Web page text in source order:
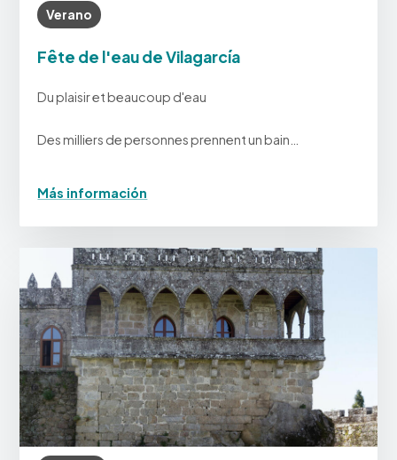
Verano
Fête de l'eau de Vilagarcía
Du plaisir et beaucoup d'eau
Des milliers de personnes prennent un bain…
Más información